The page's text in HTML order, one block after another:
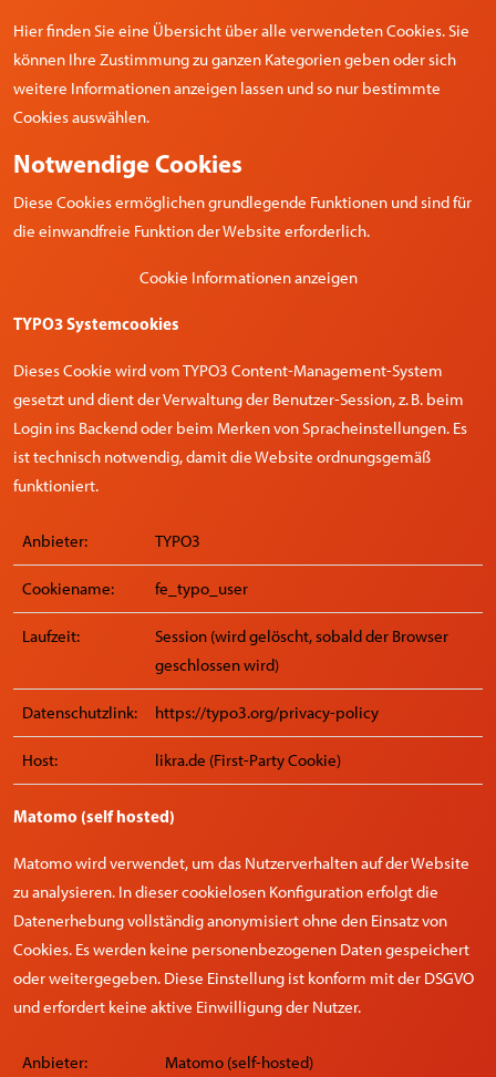
Hier finden Sie eine Übersicht über alle verwendeten Cookies. Sie
können Ihre Zustimmung zu ganzen Kategorien geben oder sich
weitere Informationen anzeigen lassen und so nur bestimmte
Cookies auswählen.
Notwendige Cookies
Diese Cookies ermöglichen grundlegende Funktionen und sind für
die einwandfreie Funktion der Website erforderlich.
Cookie Informationen anzeigen
TYPO3 Systemcookies
Dieses Cookie wird vom TYPO3 Content-Management-System
gesetzt und dient der Verwaltung der Benutzer-Session, z. B. beim
Login ins Backend oder beim Merken von Spracheinstellungen. Es
ist technisch notwendig, damit die Website ordnungsgemäß
funktioniert.
Anbieter: TYPO3
Cookiename: fe_typo_user
Laufzeit:
Session (wird gelöscht, sobald der Browser
geschlossen wird)
Datenschutzlink: https://typo3.org/privacy-policy
Host: likra.de (First-Party Cookie)
Matomo (self hosted)
Matomo wird verwendet, um das Nutzerverhalten auf der Website
zu analysieren. In dieser cookielosen Konfiguration erfolgt die
Datenerhebung vollständig anonymisiert ohne den Einsatz von
Cookies. Es werden keine personenbezogenen Daten gespeichert
oder weitergegeben. Diese Einstellung ist konform mit der DSGVO
und erfordert keine aktive Einwilligung der Nutzer.
Anbieter: Matomo (self-hosted)